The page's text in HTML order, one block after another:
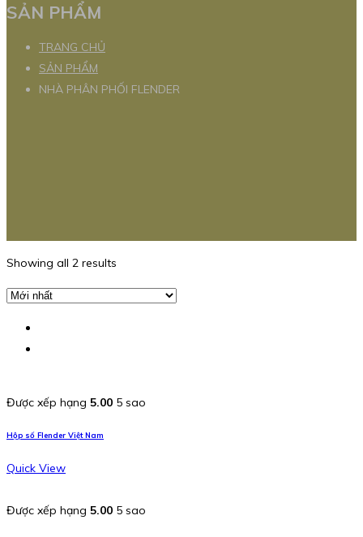
SẢN PHẨM
TRANG CHỦ
SẢN PHẨM
NHÀ PHÂN PHỐI FLENDER
Showing all 2 results
Được xếp hạng 5.00 5 sao
Hộp số Flender Việt Nam
Quick View
Được xếp hạng 5.00 5 sao